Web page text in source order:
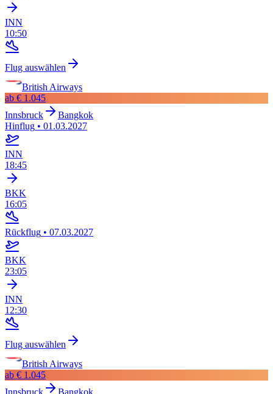
INN
10:50
Flug auswählen
British Airways
ab € 1.045
Innsbruck
Bangkok
Hinflug • 01.03.2027
INN
18:45
BKK
16:05
Rückflug • 07.03.2027
BKK
23:05
INN
12:30
Flug auswählen
British Airways
ab € 1.045
Innsbruck
Bangkok